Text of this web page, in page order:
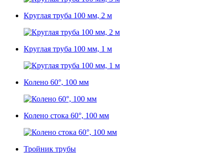
Круглая труба 100 мм, 2 м
Круглая труба 100 мм, 1 м
Колено 60°, 100 мм
Колено стока 60°, 100 мм
Тройник трубы